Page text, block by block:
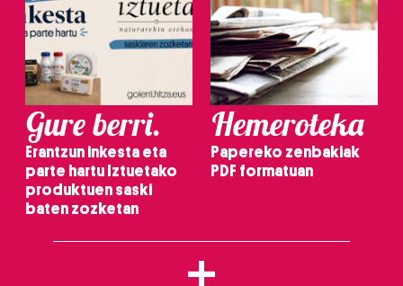
Gure berri.
Erantzun inkesta eta
parte hartu Iztuetako
produktuen saski
baten zozketan
Hemeroteka
Papereko zenbakiak
PDF formatuan